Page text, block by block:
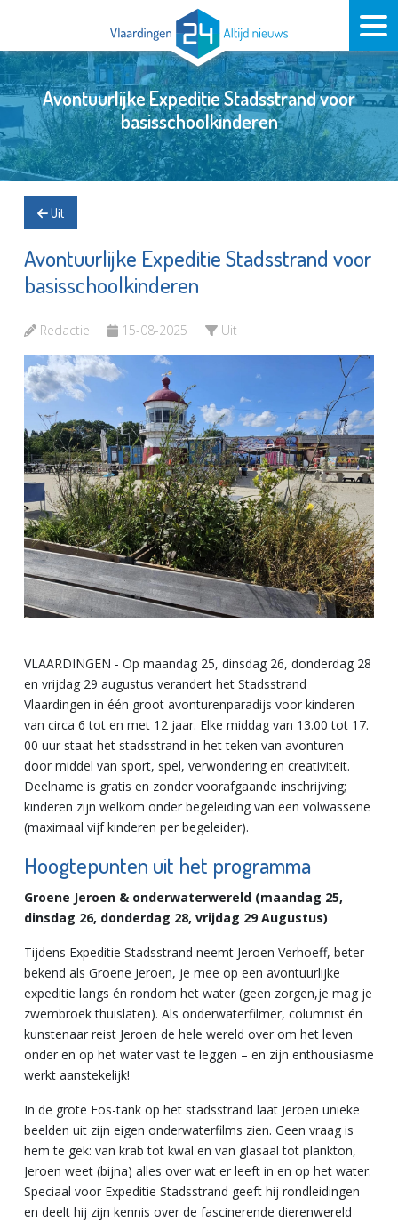
Avontuurlijke Expeditie Stadsstrand voor
basisschoolkinderen
Uit
Avontuurlijke Expeditie Stadsstrand voor
basisschoolkinderen
Redactie 15-08-2025 Uit
VLAARDINGEN - Op maandag 25, dinsdag 26, donderdag 28
en vrijdag 29 augustus verandert het Stadsstrand
Vlaardingen in één groot avonturenparadijs voor kinderen
van circa 6 tot en met 12 jaar. Elke middag van 13.00 tot 17.
00 uur staat het stadsstrand in het teken van avonturen
door middel van sport, spel, verwondering en creativiteit.
Deelname is gratis en zonder voorafgaande inschrijving;
kinderen zijn welkom onder begeleiding van een volwassene
(maximaal vijf kinderen per begeleider).
Hoogtepunten uit het programma
Groene Jeroen & onderwaterwereld (maandag 25,
dinsdag 26, donderdag 28, vrijdag 29 Augustus)
Tijdens Expeditie Stadsstrand neemt Jeroen Verhoeff, beter
bekend als Groene Jeroen, je mee op een avontuurlijke
expeditie langs én rondom het water (geen zorgen,je mag je
zwembroek thuislaten). Als onderwaterfilmer, columnist én
kunstenaar reist Jeroen de hele wereld over om het leven
onder en op het water vast te leggen – en zijn enthousiasme
werkt aanstekelijk!
In de grote Eos-tank op het stadsstrand laat Jeroen unieke
beelden uit zijn eigen onderwaterfilms zien. Geen vraag is
hem te gek: van krab tot kwal en van glasaal tot plankton,
Jeroen weet (bijna) alles over wat er leeft in en op het water.
Speciaal voor Expeditie Stadsstrand geeft hij rondleidingen
en deelt hij zijn kennis over de fascinerende dierenwereld